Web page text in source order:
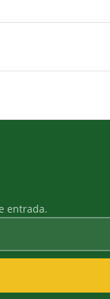
entrada.